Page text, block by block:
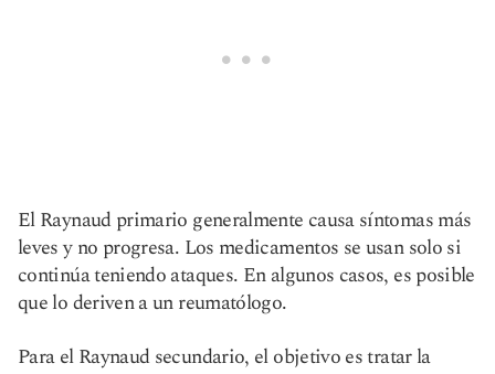
El Raynaud primario generalmente causa síntomas más
leves y no progresa. Los medicamentos se usan solo si
continúa teniendo ataques. En algunos casos, es posible
que lo deriven a un reumatólogo.
Para el Raynaud secundario, el objetivo es tratar la